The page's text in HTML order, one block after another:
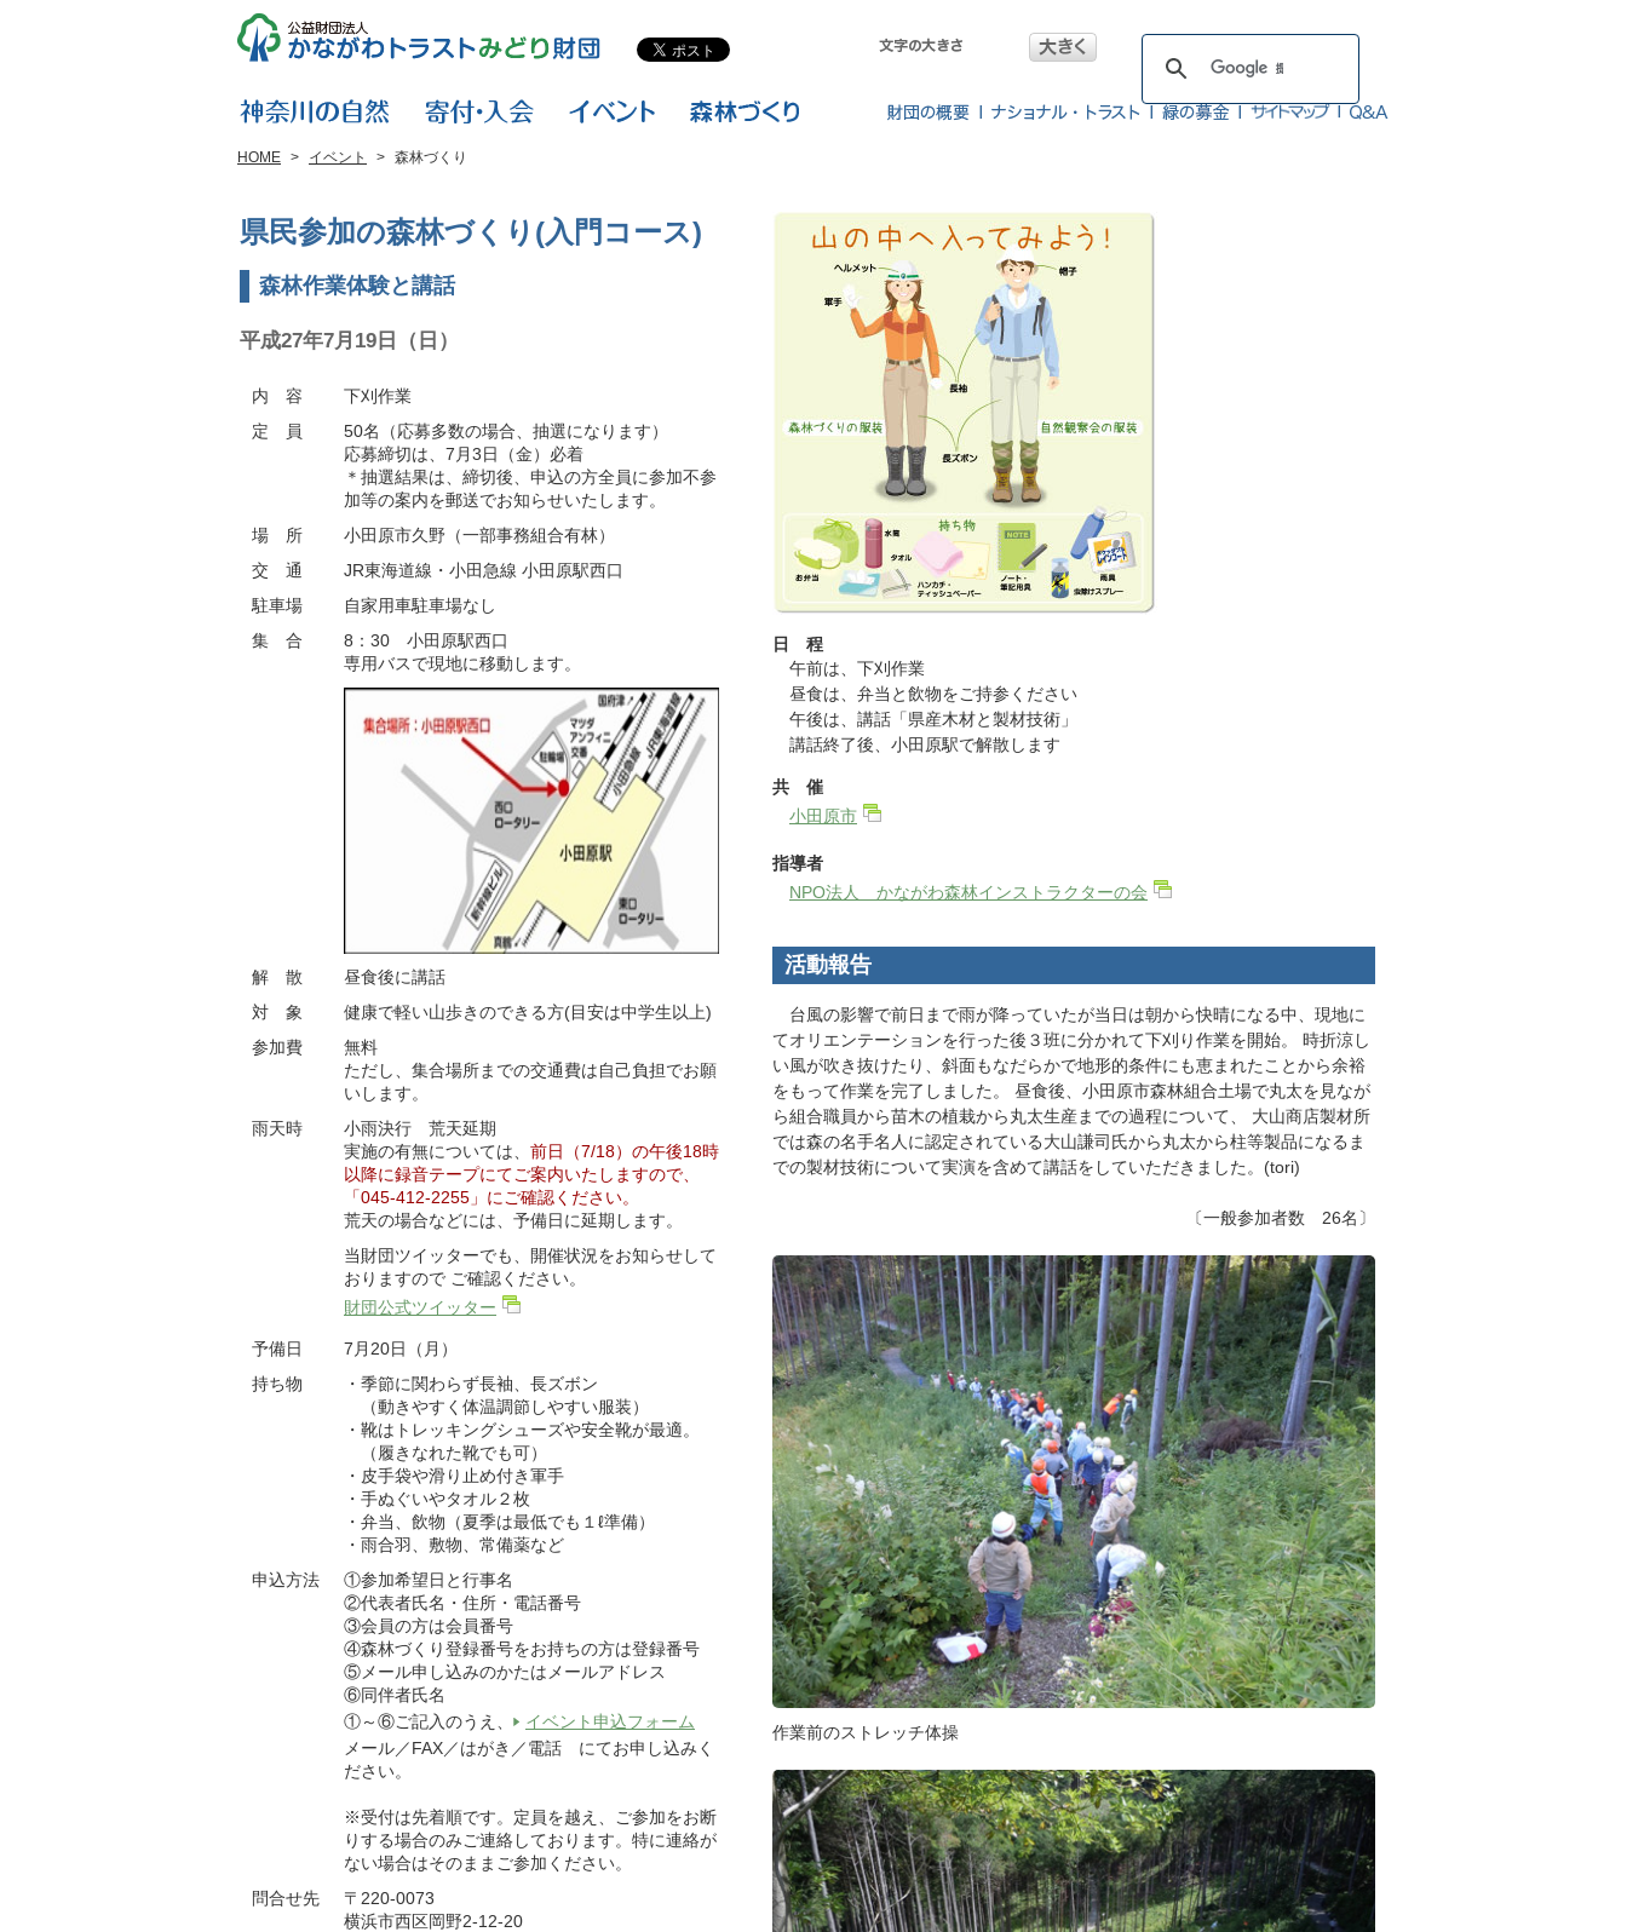
HOME > イベント > 森林づくり
県民参加の森林づくり(入門コース)
森林作業体験と講話
平成27年7月19日（日）
内 容
下刈作業
定 員
50名（応募多数の場合、抽選になります）
応募締切は、7月3日（金）必着
＊抽選結果は、締切後、申込の方全員に参加不参
加等の案内を郵送でお知らせいたします。
場 所
小田原市久野（一部事務組合有林）
交 通
JR東海道線・小田急線 小田原駅西口
駐車場
自家用車駐車場なし
集 合
8：30 小田原駅西口
専用バスで現地に移動します。
解 散
昼食後に講話
対 象
健康で軽い山歩きのできる方(目安は中学生以上)
参加費
無料
ただし、集合場所までの交通費は自己負担でお願
いします。
雨天時
小雨決行 荒天延期
実施の有無については、 前日（7/18）の午後18時
以降に録音テープにてご案内いたしますので、
「045-412-2255」にご確認ください。
荒天の場合などには、予備日に延期します。
当財団ツイッターでも、開催状況をお知らせして
おりますので ご確認ください。
財団公式ツイッター
予備日
7月20日（月）
持ち物
・季節に関わらず長袖、長ズボン
（動きやすく体温調節しやすい服装）
・靴はトレッキングシューズや安全靴が最適。
（履きなれた靴でも可）
・皮手袋や滑り止め付き軍手
・手ぬぐいやタオル２枚
・弁当、飲物（夏季は最低でも１ℓ準備）
・雨合羽、敷物、常備薬など
申込方法
①参加希望日と行事名
②代表者氏名・住所・電話番号
③会員の方は会員番号
④森林づくり登録番号をお持ちの方は登録番号
⑤メール申し込みのかたはメールアドレス
⑥同伴者氏名
①～⑥ご記入のうえ、
イベント申込フォーム
メール／FAX／はがき／電話 にてお申し込みく
ださい。
※受付は先着順です。定員を越え、ご参加をお断
りする場合のみご連絡しております。特に連絡が
ない場合はそのままご参加ください。
問合せ先
〒220-0073
横浜市西区岡野2-12-20
日 程
午前は、下刈作業
昼食は、弁当と飲物をご持参ください
午後は、講話「県産木材と製材技術」
講話終了後、小田原駅で解散します
共 催
小田原市
指導者
NPO法人 かながわ森林インストラクターの会
活動報告
台風の影響で前日まで雨が降っていたが当日は朝から快晴になる中、現地に
てオリエンテーションを行った後３班に分かれて下刈り作業を開始。 時折涼し
い風が吹き抜けたり、斜面もなだらかで地形的条件にも恵まれたことから余裕
をもって作業を完了しました。 昼食後、小田原市森林組合土場で丸太を見なが
ら組合職員から苗木の植栽から丸太生産までの過程について、 大山商店製材所
では森の名手名人に認定されている大山謙司氏から丸太から柱等製品になるま
での製材技術について実演を含めて講話をしていただきました。(tori)
〔一般参加者数 26名〕
作業前のストレッチ体操